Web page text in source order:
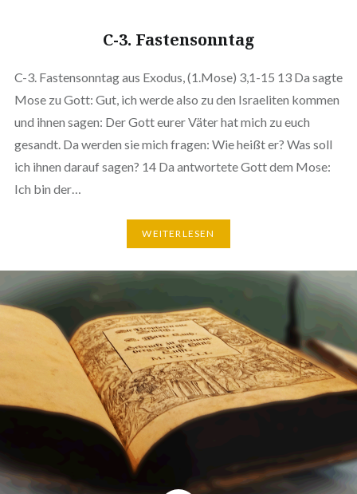
C-3. Fastensonntag
C-3. Fastensonntag aus Exodus, (1.Mose) 3,1-15 13 Da sagte
Mose zu Gott: Gut, ich werde also zu den Israeliten kommen
und ihnen sagen: Der Gott eurer Väter hat mich zu euch
gesandt. Da werden sie mich fragen: Wie heißt er? Was soll
ich ihnen darauf sagen? 14 Da antwortete Gott dem Mose:
Ich bin der…
WEITERLESEN